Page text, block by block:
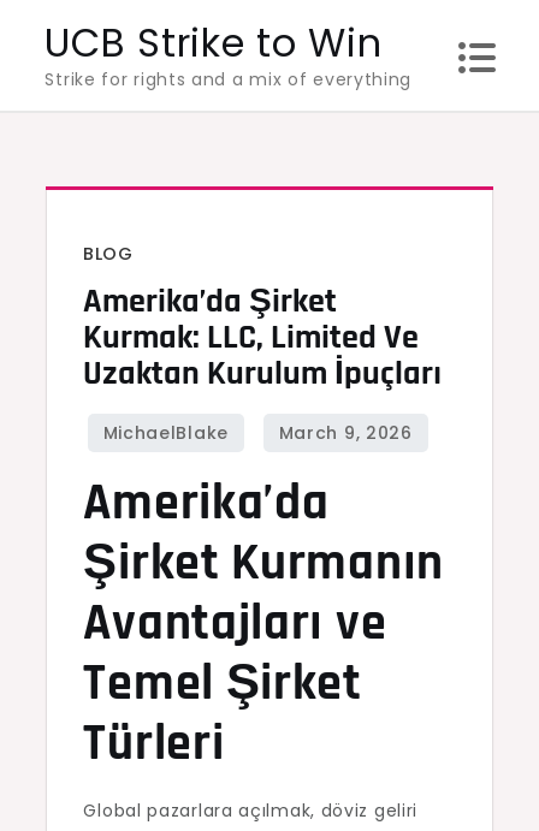
content
UCB Strike to Win
Strike for rights and a mix of everything
BLOG
Amerika’da Şirket
Kurmak: LLC, Limited Ve
Uzaktan Kurulum İpuçları
Amerika’da
Şirket Kurmanın
Avantajları ve
Temel Şirket
Türleri
Global pazarlara açılmak, döviz geliri